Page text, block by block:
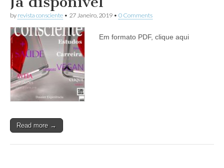
by revista consciente • 27 Janeiro, 2019 • 0 Comments
Em formato PDF, clique aqui
Read more →